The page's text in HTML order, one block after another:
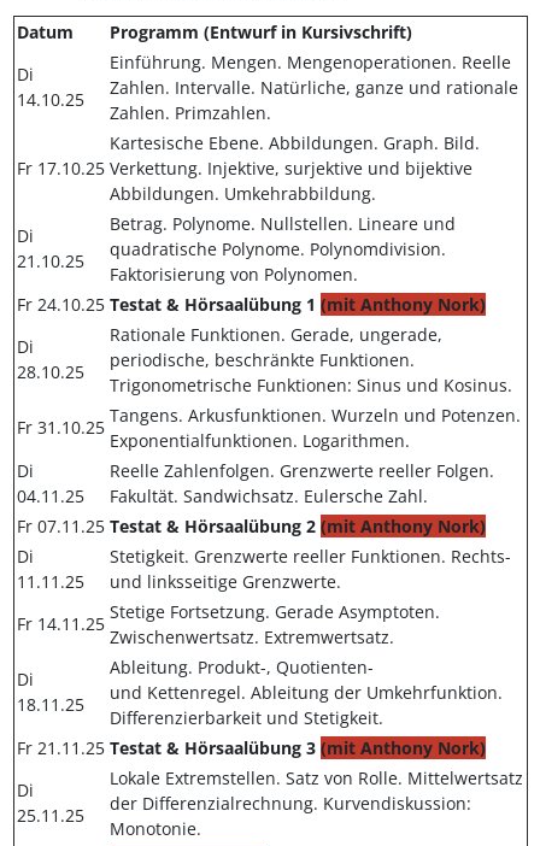
Datum
Programm (Entwurf in Kursivschrift)
Di
14.10.25
Einführung. Mengen. Mengenoperationen. Reelle
Zahlen. Intervalle. Natürliche, ganze und rationale
Zahlen. Primzahlen.
Fr 17.10.25
Kartesische Ebene. Abbildungen. Graph. Bild.
Verkettung. Injektive, surjektive und bijektive
Abbildungen. Umkehrabbildung.
Di
21.10.25
Betrag. Polynome. Nullstellen. Lineare und
quadratische Polynome. Polynomdivision.
Faktorisierung von Polynomen.
Fr 24.10.25 Testat & Hörsaalübung 1 (mit Anthony Nork)
Di
28.10.25
Rationale Funktionen. Gerade, ungerade,
periodische, beschränkte Funktionen.
Trigonometrische Funktionen: Sinus und Kosinus.
Fr 31.10.25
Tangens. Arkusfunktionen. Wurzeln und Potenzen.
Exponentialfunktionen. Logarithmen.
Di
04.11.25
Reelle Zahlenfolgen. Grenzwerte reeller Folgen.
Fakultät. Sandwichsatz. Eulersche Zahl.
Fr 07.11.25 Testat & Hörsaalübung 2 (mit Anthony Nork)
Di
11.11.25
Stetigkeit. Grenzwerte reeller Funktionen. Rechts-
und linksseitige Grenzwerte.
Fr 14.11.25
Stetige Fortsetzung. Gerade Asymptoten.
Zwischenwertsatz. Extremwertsatz.
Di
18.11.25
Ableitung. Produkt-, Quotienten-
und Kettenregel. Ableitung der Umkehrfunktion.
Differenzierbarkeit und Stetigkeit.
Fr 21.11.25 Testat & Hörsaalübung 3 (mit Anthony Nork)
Di
25.11.25
Lokale Extremstellen. Satz von Rolle. Mittelwertsatz
der Differenzialrechnung. Kurvendiskussion:
Monotonie.